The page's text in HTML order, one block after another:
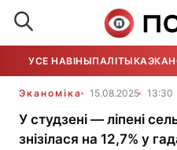
УСЕ НАВІНЫПАЛІТЫКА
Эканоміка 15.08.2025 13:30
У студзені — ліпені
знізілася на 12,7% у